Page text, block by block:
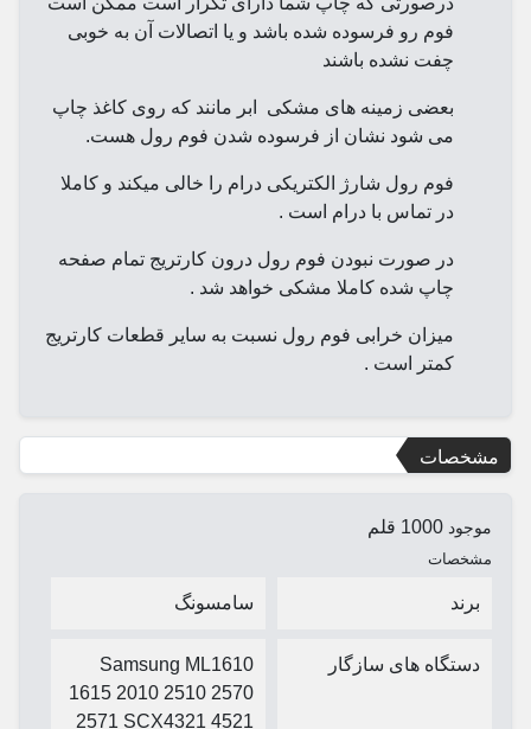
فوم رو فرسوده شده باشد و یا اتصالات آن به خوبی
چفت نشده باشند
بعضی زمینه های مشکی ابر مانند که روی کاغذ چاپ
می شود نشان از فرسوده شدن فوم رول هست.
فوم رول شارژ الکتریکی درام را خالی میکند و کاملا
در تماس با درام است .
در صورت نبودن فوم رول درون کارتریج تمام صفحه
چاپ شده کاملا مشکی خواهد شد .
میزان خرابی فوم رول نسبت به سایر قطعات کارتریج
کمتر است .
مشخصات
موجود 1000 قلم
مشخصات
برند سامسونگ
دستگاه های سازگار
Samsung ML1610
1615 2010 2510 2570
2571 SCX4321 4521